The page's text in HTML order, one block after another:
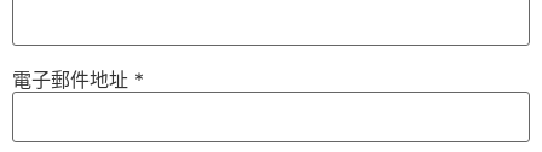
電子郵件地址 *